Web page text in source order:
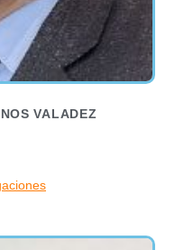
VALADEZ